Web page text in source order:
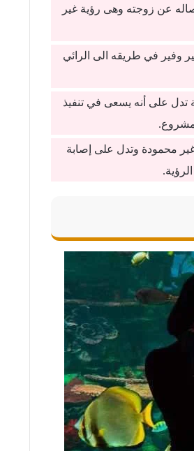
عن زوجته وهى رؤية غير
وفير في طريقه الى الرائي
على أنه يسعى في تنفيذ
محمودة وتدل على إصابة